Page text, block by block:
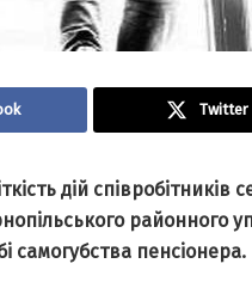
Twitter
дій
районного
самогубства пенсіонера.